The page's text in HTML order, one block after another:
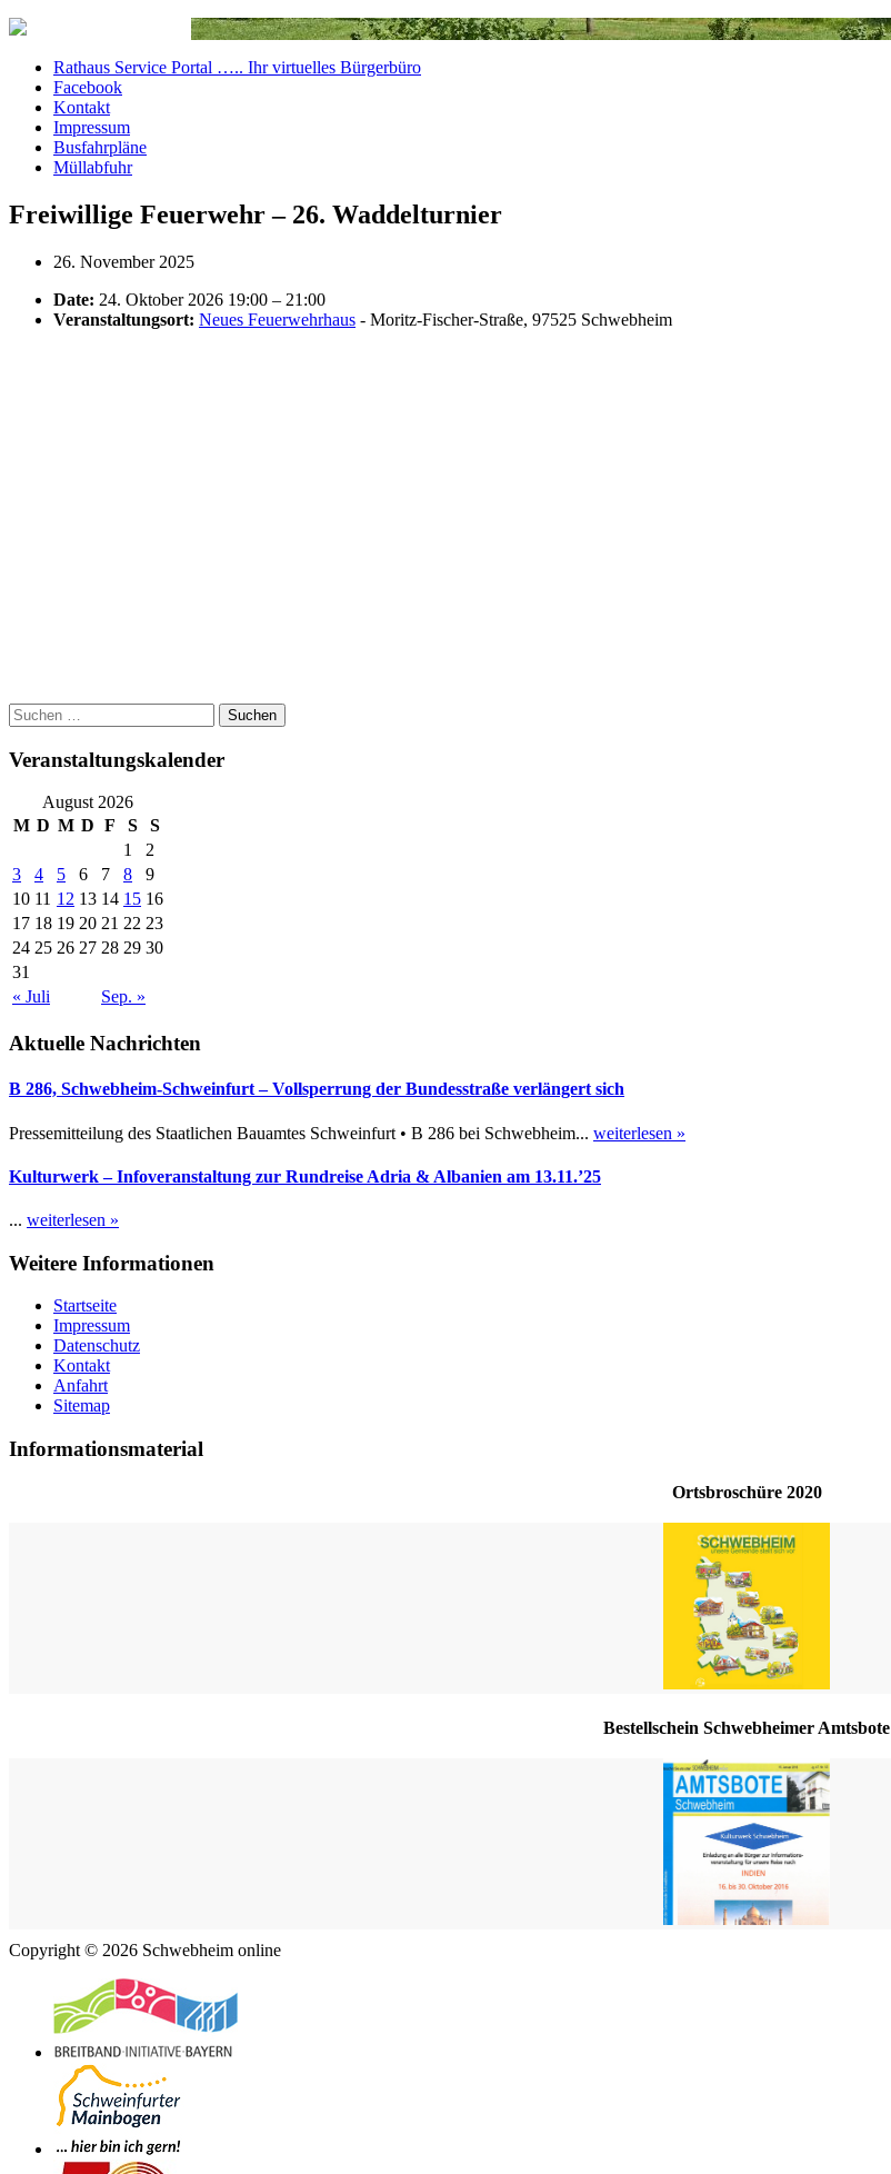
Rathaus Service Portal ….. Ihr virtuelles Bürgerbüro
Facebook
Kontakt
Impressum
Busfahrpläne
Müllabfuhr
Freiwillige Feuerwehr – 26. Waddelturnier
26. November 2025
Date: 24. Oktober 2026 19:00 – 21:00
Veranstaltungsort: Neues Feuerwehrhaus - Moritz-Fischer-Straße, 97525 Schwebheim
Post
navigation
Suchen
nach:
Veranstaltungskalender
August 2026
M D M D F S
S
1
2
3
4 5 6 7 8
9
10 11 12 13 14 15 16
17 18 19 20 21 22 23
24 25 26 27 28 29 30
31
« Juli
Sep. »
Aktuelle Nachrichten
B 286, Schwebheim-Schweinfurt – Vollsperrung der Bundesstraße verlängert sich
Pressemitteilung des Staatlichen Bauamtes Schweinfurt • B 286 bei Schwebheim... weiterlesen »
Kulturwerk – Infoveranstaltung zur Rundreise Adria & Albanien am 13.11.’25
... weiterlesen »
Weitere Informationen
Startseite
Impressum
Datenschutz
Kontakt
Anfahrt
Sitemap
Informationsmaterial
Ortsbroschüre 2020
Bestellschein Schwebheimer Amtsbote
Copyright © 2026 Schwebheim online